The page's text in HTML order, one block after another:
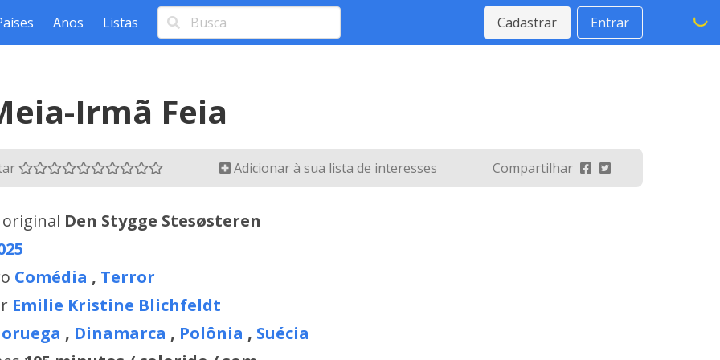
Anos Listas Cadastrar Entrar
Irmã Feia
Adicionar à sua lista de interesses Compartilhar
Den Stygge Stesøsteren
Comédia , Terror
Emilie Kristine Blichfeldt
, Dinamarca , Polônia , Suécia